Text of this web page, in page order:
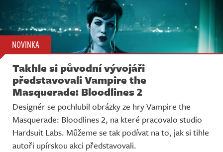
NOVINKA
Takhle si původní vývojáři
představovali Vampire the
Masquerade: Bloodlines 2
Designér se pochlubil obrázky ze hry Vampire the
Masquerade: Bloodlines 2, na které pracovalo studio
Hardsuit Labs. Můžeme se tak podívat na to, jak si tihle
autoři upírskou akci představovali.